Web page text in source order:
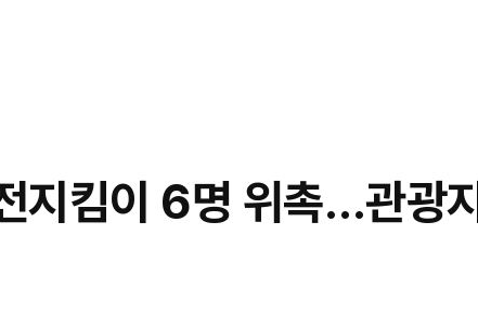
지킴이 6명 위촉…관광